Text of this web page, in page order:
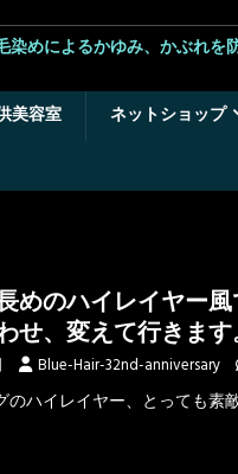
によるかゆみ、かぶれを防
美容室 ネットショップ
めのハイレイヤー
せ、変えて行きます
Blue-Hair-32nd-anniversary
のハイレイヤー、とっても素